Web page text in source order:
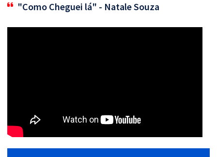
"Como Cheguei lá" - Natale Souza